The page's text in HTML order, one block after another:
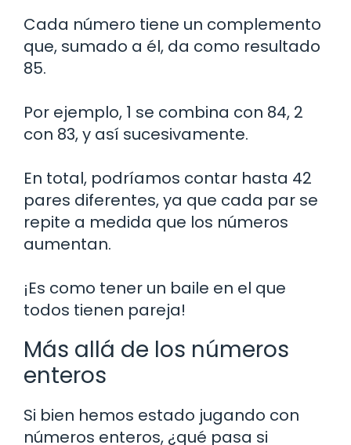
Cada número tiene un complemento
que, sumado a él, da como resultado
85.
Por ejemplo, 1 se combina con 84, 2
con 83, y así sucesivamente.
En total, podríamos contar hasta 42
pares diferentes, ya que cada par se
repite a medida que los números
aumentan.
¡Es como tener un baile en el que
todos tienen pareja!
Más allá de los números
enteros
Si bien hemos estado jugando con
números enteros, ¿qué pasa si